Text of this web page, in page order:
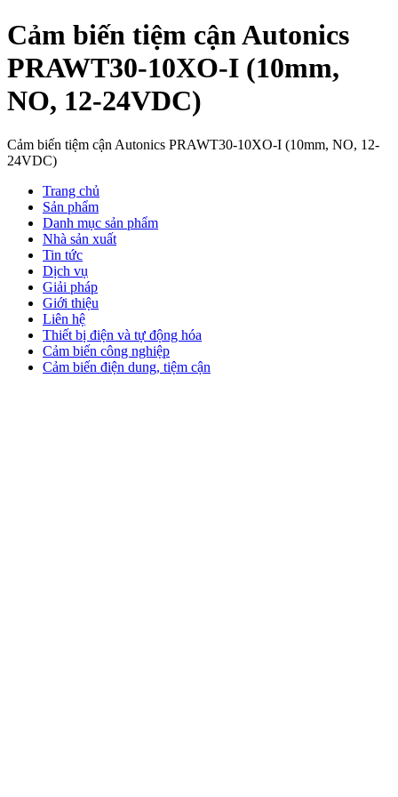
Cảm biến tiệm cận Autonics
PRAWT30-10XO-I (10mm,
NO, 12-24VDC)
Cảm biến tiệm cận Autonics PRAWT30-10XO-I (10mm, NO, 12-
24VDC)
Trang chủ
Sản phẩm
Danh mục sản phẩm
Nhà sản xuất
Tin tức
Dịch vụ
Giải pháp
Giới thiệu
Liên hệ
Thiết bị điện và tự động hóa
Cảm biến công nghiệp
Cảm biến điện dung, tiệm cận